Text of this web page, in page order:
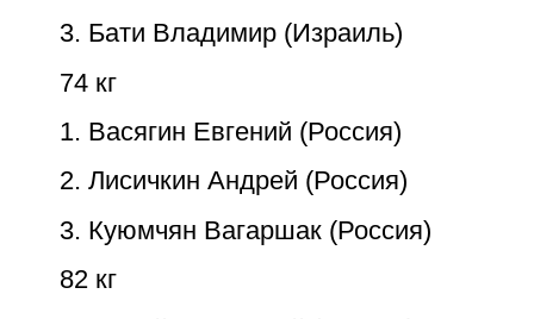
3. Бати Владимир (Израиль)
74 кг
1. Васягин Евгений (Россия)
2. Лисичкин Андрей (Россия)
3. Куюмчян Вагаршак (Россия)
82 кг